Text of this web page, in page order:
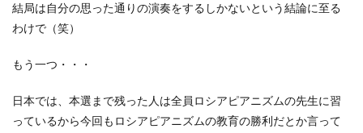
結局は自分の思った通りの演奏をするしかないという結論に至る
わけで（笑）
もう一つ・・・
日本では、本選まで残った人は全員ロシアピアニズムの先生に習
っているから今回もロシアピアニズムの教育の勝利だとか言って